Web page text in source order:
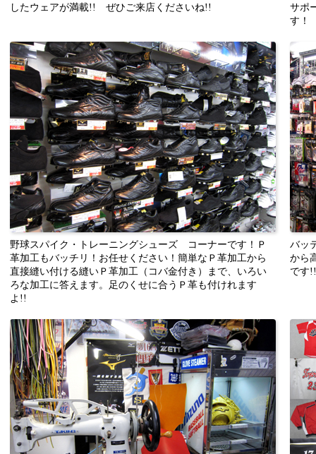
したウェアが満載!! ぜひご来店くださいね!!
サポ
す！
野球スパイク・トレーニングシューズ コーナーです！Ｐ
革加工もバッチリ！お任せください！簡単なＰ革加工から
直接縫い付ける縫いＰ革加工（コバ金付き）まで、いろい
ろな加工に答えます。足のくせに合うＰ革も付けれます
よ!!
バッ
から
です